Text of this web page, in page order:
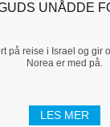
UNÅDDE
på reise i Israel og gir
Norea er med på.
LES MER